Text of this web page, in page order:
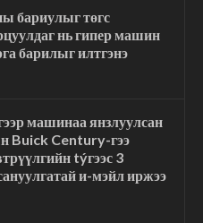
бариулыг төгс
нь гипер машин
барилыг илтгэнэ
машинаа янзлуулсан
Buick Century-гээ
týгээс 3
и-мэйл иржээ